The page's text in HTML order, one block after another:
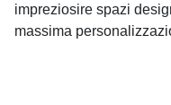
impreziosire spazi
massima